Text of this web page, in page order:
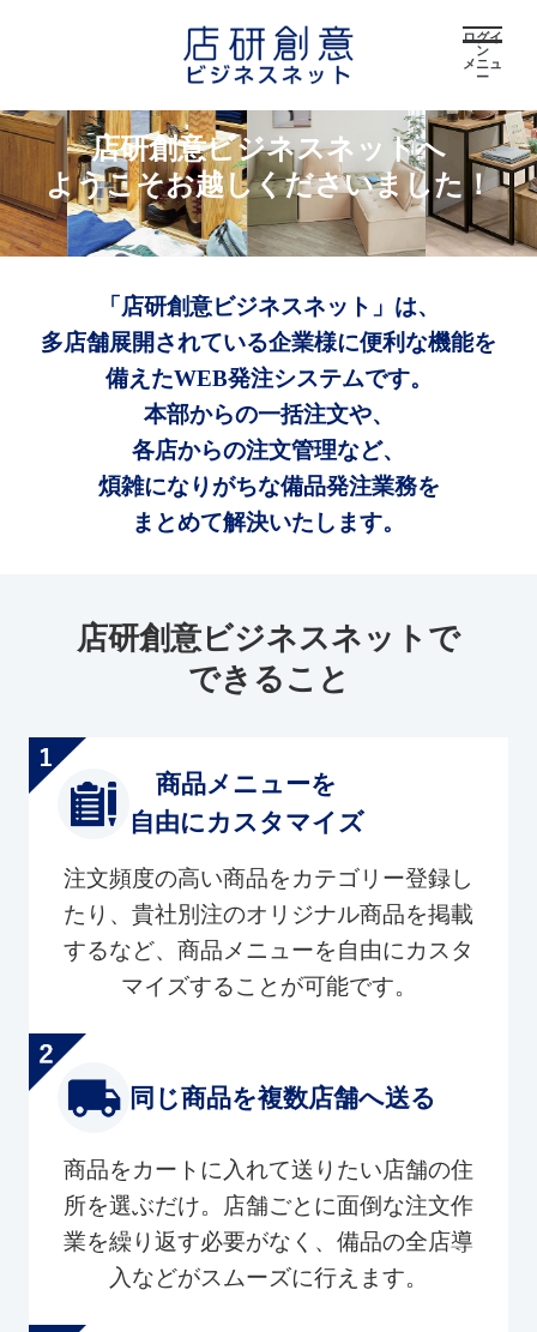
ログイ
ン
メニュ
ー
店研創意ビジネスネットへ
ようこそお越しくださいました！
「店研創意ビジネスネット」は、
多店舗展開されている企業様に便利な機能を
備えたWEB発注システムです。
本部からの一括注文や、
各店からの注文管理など、
煩雑になりがちな備品発注業務を
まとめて解決いたします。
店研創意ビジネスネットで
できること
商品メニューを
自由にカスタマイズ
注文頻度の高い商品をカテゴリー登録し
たり、貴社別注のオリジナル商品を掲載
するなど、商品メニューを自由にカスタ
マイズすることが可能です。
同じ商品を複数店舗へ送る
商品をカートに入れて送りたい店舗の住
所を選ぶだけ。店舗ごとに面倒な注文作
業を繰り返す必要がなく、備品の全店導
入などがスムーズに行えます。